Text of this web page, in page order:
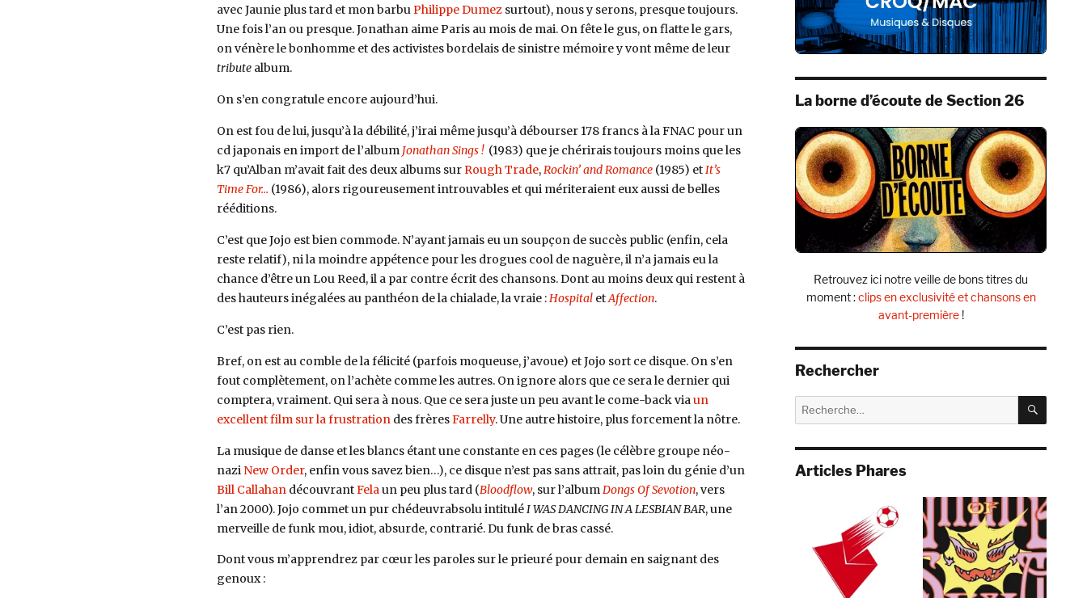
avec Jaunie plus tard et mon barbuPhilippe Dumezsurtout), nous y serons, presque toujours.
Une fois l’an ou presque. Jonathan aime Paris au mois de mai. On fête le gus, on flatte le gars,
on vénère le bonhomme et des activistes bordelais de sinistre mémoire y vont même de leur
tributealbum.
On s’en congratule encore aujourd’hui.
On est fou de lui, jusqu’à la débilité, j’irai même jusqu’à débourser 178 francs à la FNAC pour un
cd japonais en import de l’album Jonathan Sings ! (1983) que je chérirais toujours moins que les
k7 qu’Alban m’avait fait des deux albums surRough Trade,Rockin’ and Romance(1985) etIt’s
Time For… (1986), alors rigoureusement introuvables et qui mériteraient eux aussi de belles
rééditions.
C’est que Jojo est bien commode. N’ayant jamais eu un soupçon de succès public (enfin, cela
reste relatif), ni la moindre appétence pour les drogues cool de naguère, il n’a jamais eu la
chance d’être un Lou Reed, il a par contre écrit des chansons. Dont au moins deux qui restent à
des hauteurs inégalées au panthéon de la chialade, la vraie :HospitaletAffection.
C’est pas rien.
Bref, on est au comble de la félicité (parfois moqueuse, j’avoue) et Jojo sort ce disque. On s’en
fout complètement, on l’achète comme les autres. On ignore alors que ce sera le dernier qui
comptera, vraiment. Qui sera à nous. Que ce sera juste un peu avant le come-back viaun
excellent film sur la frustrationdes frèresFarrelly. Une autre histoire, plus forcement la nôtre.
La musique de danse et les blancs étant une constante en ces pages (le célèbre groupe néo-
nazi New Order, enfin vous savez bien…), ce disque n’est pas sans attrait, pas loin du génie d’un
Bill CallahandécouvrantFelaun peu plus tard (Bloodflow, sur l’albumDongs Of Sevotion, vers
l’an 2000). Jojo commet un pur chédeuvrabsolu intituléI WAS DANCING IN A LESBIAN BAR, une
merveille de funk mou, idiot, absurde, contrarié. Du funk de bras cassé.
Dont vous m’apprendrez par cœur les paroles sur le prieuré pour demain en saignant des
genoux :
La borne d’écoute de Section 26
Retrouvez ici notre veille de bons titres du
moment :clips en exclusivité et chansons en
avant-première!
Rechercher
Recherche
pour :
Articles Phares